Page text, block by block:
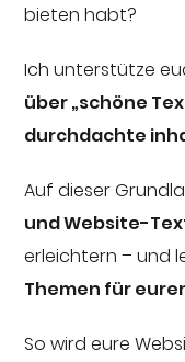
bieten habt?
Ich unterstütze
über „schöne
durchdachte
Auf dieser
und Website-
erleichtern – und
Themen für
So wird eure